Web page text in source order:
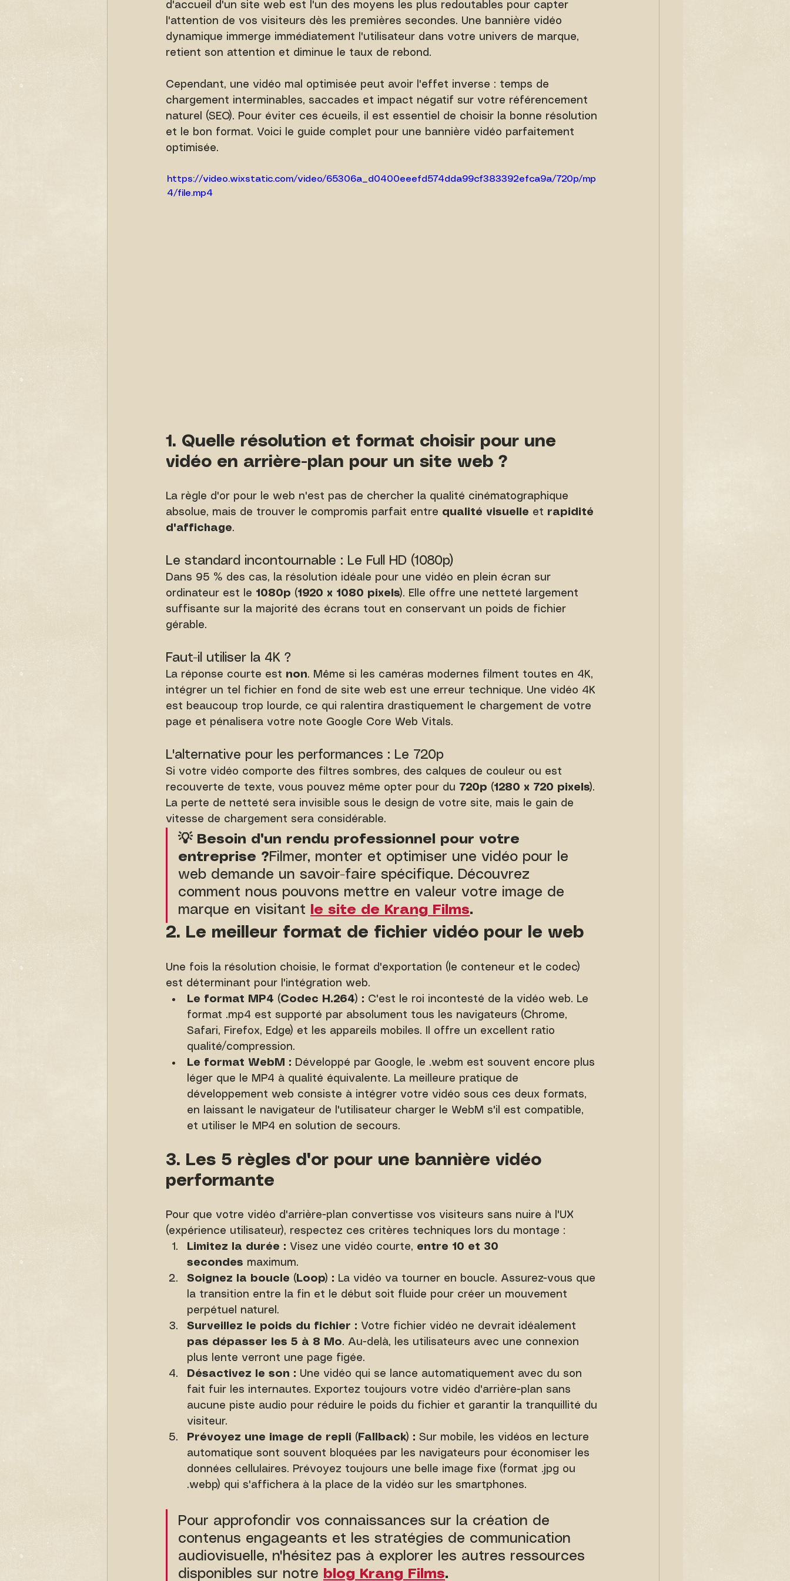
d'accueil d'un site web est l'un des moyens les plus redoutables pour capter
l'attention de vos visiteurs dès les premières secondes. Une bannière vidéo
dynamique immerge immédiatement l'utilisateur dans votre univers de marque,
retient son attention et diminue le taux de rebond.
Cependant, une vidéo mal optimisée peut avoir l'effet inverse : temps de
chargement interminables, saccades et impact négatif sur votre référencement
naturel (SEO). Pour éviter ces écueils, il est essentiel de choisir la bonne résolution
et le bon format. Voici le guide complet pour une bannière vidéo parfaitement
optimisée.
https://video.wixstatic.com/video/65306a_d0400eeefd574dda99cf383392efca9a/720p/mp
4/file.mp4
1. Quelle résolution et format choisir pour une
vidéo en arrière-plan pour un site web ?
La règle d'or pour le web n'est pas de chercher la qualité cinématographique
absolue, mais de trouver le compromis parfait entre qualité visuelle et rapidité
d'affichage.
Le standard incontournable : Le Full HD (1080p)
Dans 95 % des cas, la résolution idéale pour une vidéo en plein écran sur
ordinateur est le 1080p (1920 x 1080 pixels). Elle offre une netteté largement
suffisante sur la majorité des écrans tout en conservant un poids de fichier
gérable.
Faut-il utiliser la 4K ?
La réponse courte est non. Même si les caméras modernes filment toutes en 4K,
intégrer un tel fichier en fond de site web est une erreur technique. Une vidéo 4K
est beaucoup trop lourde, ce qui ralentira drastiquement le chargement de votre
page et pénalisera votre note Google Core Web Vitals.
L'alternative pour les performances : Le 720p
Si votre vidéo comporte des filtres sombres, des calques de couleur ou est
recouverte de texte, vous pouvez même opter pour du 720p (1280 x 720 pixels).
La perte de netteté sera invisible sous le design de votre site, mais le gain de
vitesse de chargement sera considérable.
💡 Besoin d'un rendu professionnel pour votre
entreprise ?Filmer, monter et optimiser une vidéo pour le
web demande un savoir-faire spécifique. Découvrez
comment nous pouvons mettre en valeur votre image de
marque en visitant
le site de Krang Films.
2. Le meilleur format de fichier vidéo pour le web
Une fois la résolution choisie, le format d'exportation (le conteneur et le codec)
est déterminant pour l'intégration web.
Le format MP4 (Codec H.264) : C'est le roi incontesté de la vidéo web. Le
format .mp4 est supporté par absolument tous les navigateurs (Chrome,
Safari, Firefox, Edge) et les appareils mobiles. Il offre un excellent ratio
qualité/compression.
Le format WebM : Développé par Google, le .webm est souvent encore plus
léger que le MP4 à qualité équivalente. La meilleure pratique de
développement web consiste à intégrer votre vidéo sous ces deux formats,
en laissant le navigateur de l'utilisateur charger le WebM s'il est compatible,
et utiliser le MP4 en solution de secours.
3. Les 5 règles d'or pour une bannière vidéo
performante
Pour que votre vidéo d'arrière-plan convertisse vos visiteurs sans nuire à l'UX
(expérience utilisateur), respectez ces critères techniques lors du montage :
Limitez la durée : Visez une vidéo courte, entre 10 et 30
secondes maximum.
Soignez la boucle (Loop) : La vidéo va tourner en boucle. Assurez-vous que
la transition entre la fin et le début soit fluide pour créer un mouvement
perpétuel naturel.
Surveillez le poids du fichier : Votre fichier vidéo ne devrait idéalement
pas dépasser les 5 à 8 Mo. Au-delà, les utilisateurs avec une connexion
plus lente verront une page figée.
Désactivez le son : Une vidéo qui se lance automatiquement avec du son
fait fuir les internautes. Exportez toujours votre vidéo d'arrière-plan sans
aucune piste audio pour réduire le poids du fichier et garantir la tranquillité du
visiteur.
Prévoyez une image de repli (Fallback) : Sur mobile, les vidéos en lecture
automatique sont souvent bloquées par les navigateurs pour économiser les
données cellulaires. Prévoyez toujours une belle image fixe (format .jpg ou
.webp) qui s'affichera à la place de la vidéo sur les smartphones.
Pour approfondir vos connaissances sur la création de
contenus engageants et les stratégies de communication
audiovisuelle, n'hésitez pas à explorer les autres ressources
disponibles sur notre blog Krang Films.